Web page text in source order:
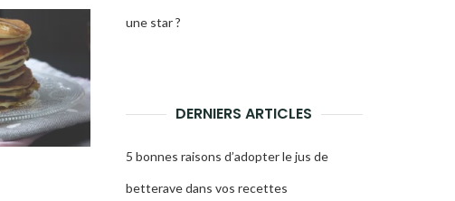
une star ?
DERNIERS ARTICLES
5 bonnes raisons d’adopter le jus de
betterave dans vos recettes